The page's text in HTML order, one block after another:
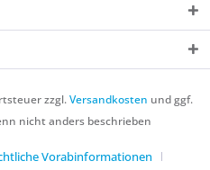
zzgl.Versandkosten und ggf.
nicht anders beschrieben
Vorabinformationen